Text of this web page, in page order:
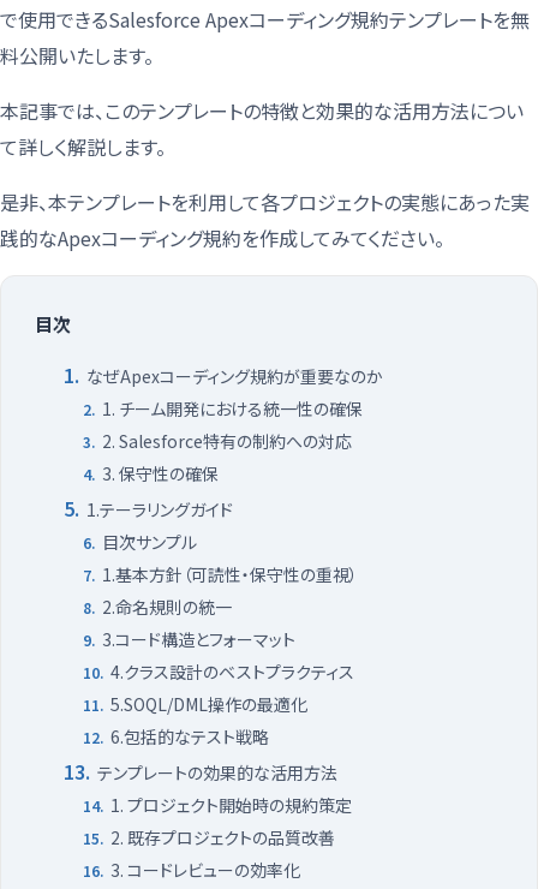
で使用できるSalesforce Apexコーディング規約テンプレートを無
料公開いたします。
本記事では、このテンプレートの特徴と効果的な活用方法につい
て詳しく解説します。
是非、本テンプレートを利用して各プロジェクトの実態にあった実
践的なApexコーディング規約を作成してみてください。
目次
なぜApexコーディング規約が重要なのか
1. チーム開発における統一性の確保
2. Salesforce特有の制約への対応
3. 保守性の確保
1.テーラリングガイド
目次サンプル
1.基本方針（可読性・保守性の重視）
2.命名規則の統一
3.コード構造とフォーマット
4.クラス設計のベストプラクティス
5.SOQL/DML操作の最適化
6.包括的なテスト戦略
テンプレートの効果的な活用方法
1. プロジェクト開始時の規約策定
2. 既存プロジェクトの品質改善
3. コードレビューの効率化